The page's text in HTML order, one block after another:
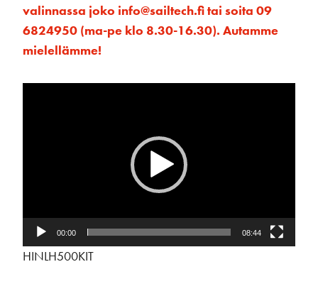
valinnassa joko info@sailtech.fi tai soita 09
6824950 (ma-pe klo 8.30-16.30). Autamme
mielellämme!
00:00 08:44
HINLH500KIT